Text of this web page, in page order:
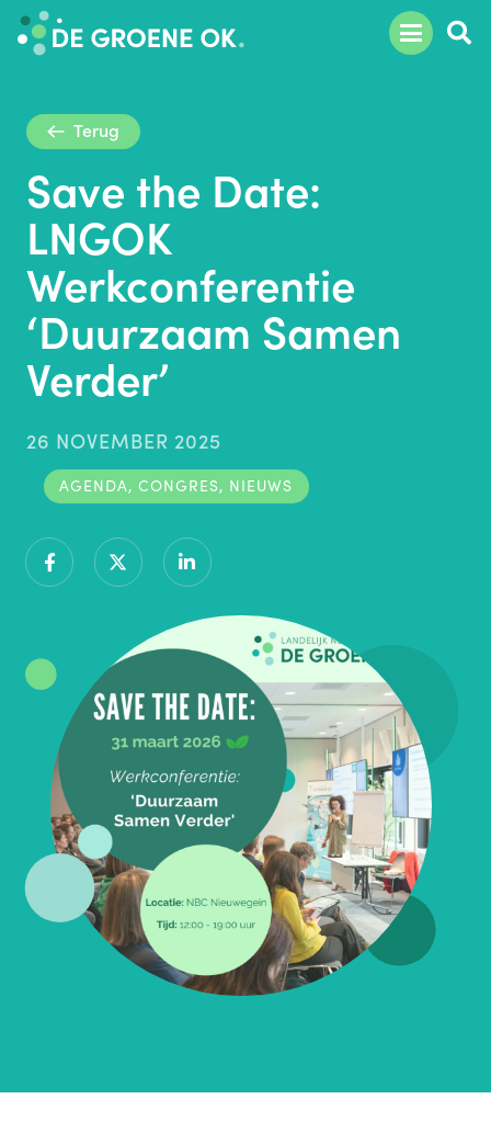
Terug
Save the Date:
LNGOK
Werkconferentie
‘Duurzaam Samen
Verder’
26 NOVEMBER 2025
AGENDA,CONGRES, NIEUWS